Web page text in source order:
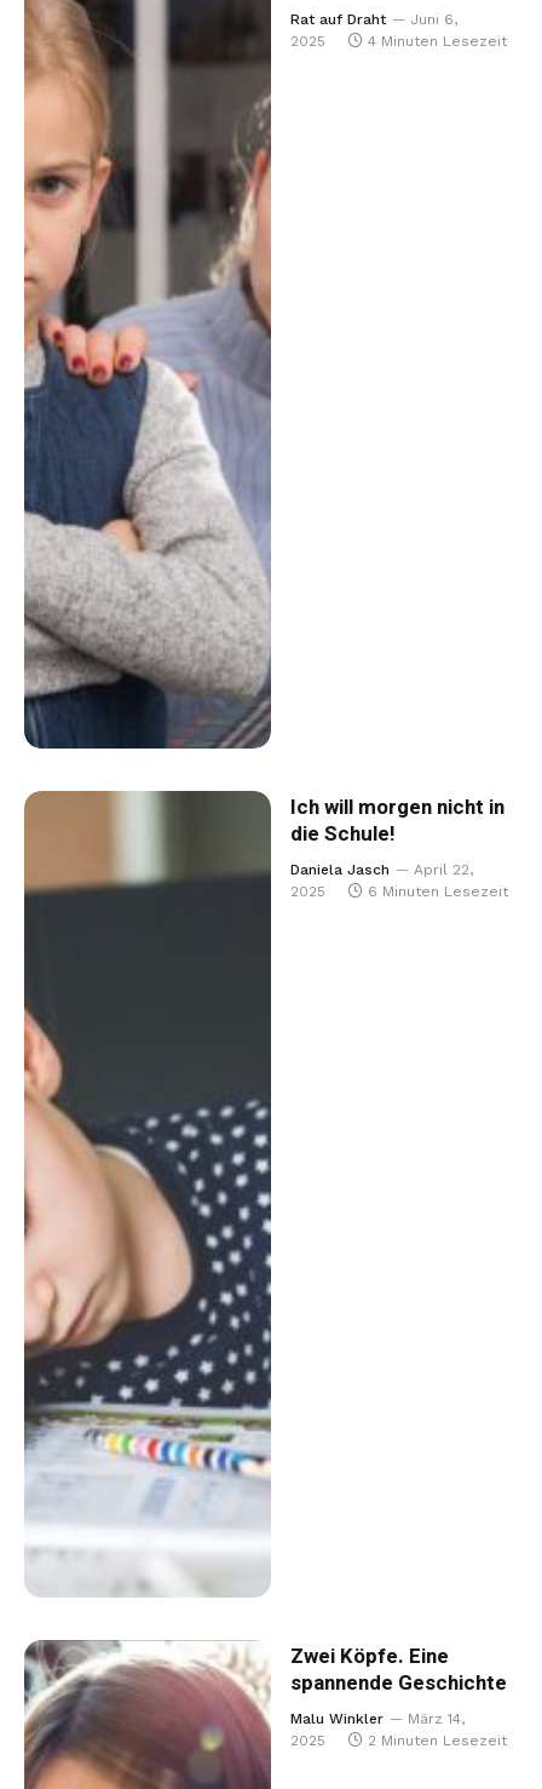
Rat auf Draht
Juni 6,
2025
4 Minuten Lesezeit
Ich will morgen nicht in
die Schule!
Daniela Jasch
April 22,
2025
6 Minuten Lesezeit
Zwei Köpfe. Eine
spannende Geschichte
Malu Winkler
März 14,
2025
2 Minuten Lesezeit